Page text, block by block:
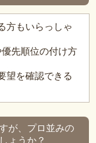
方もいらっしゃ
先順位の付け方
望を確認できる
が、プロ並みの
ょうか？